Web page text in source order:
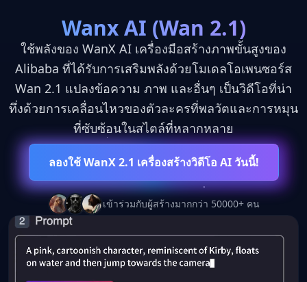
Wanx AI (Wan 2.1)
ใช้พลังของ WanX AI เครื่องมือสร้างภาพขั้นสูงของ
Alibaba ที่ได้รับการเสริมพลังด้วยโมเดลโอเพนซอร์ส
Wan 2.1 แปลงข้อความ ภาพ และอื่นๆ เป็นวิดีโอที่น่า
ทึ่งด้วยการเคลื่อนไหวของตัวละครที่พลวัตและการหมุน
ที่ซับซ้อนในสไตล์ที่หลากหลาย
ลองใช้ WanX 2.1 เครื่องสร้างวิดีโอ AI วันนี้!
เข้าร่วมกับผู้สร้างมากกว่า 50000+ คน
Close
โมเดล AI ที่ปฏิวัติวงการ
🎬
Seedance 2.0
อนาคตของการสร้างวิดีโอด้วย AI มาถึงแล้ว
เร็วขึ้น ฉลาดขึ้น และสร้างสรรค์กว่าที่เคย
10x 4K